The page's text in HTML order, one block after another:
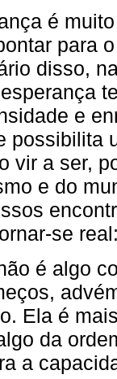
é
para
disso,
e
possibilita
vir a ser,
e do
se
é algo
Ela é
da
a